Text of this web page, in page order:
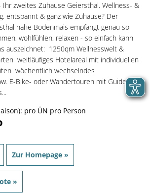
Ihr zweites Zuhause Geiersthal. Wellness- &
entspannt & ganz wie Zuhause? Der
nähe Bodenmais empfängt genau so
wohlfühlen, relaxen - so einfach kann
auszeichnet:  1250qm Wellnesswelt &
 weitläufiges Hotelareal mit individuellen
 wöchentlich wechselndes
E-Bike- oder Wandertouren mit Guide,
pro ÜN pro Person
Zur Homepage »
»